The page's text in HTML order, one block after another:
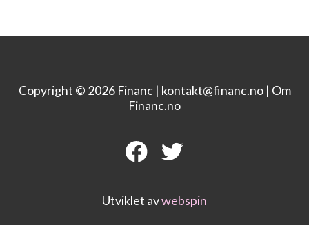
Copyright © 2026 Financ | kontakt@financ.no | Om
Financ.no
Utviklet avwebspin